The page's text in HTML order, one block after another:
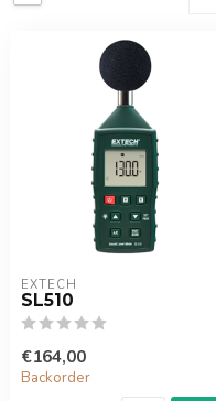
EXTECH
SL510
€164,00
Backorder